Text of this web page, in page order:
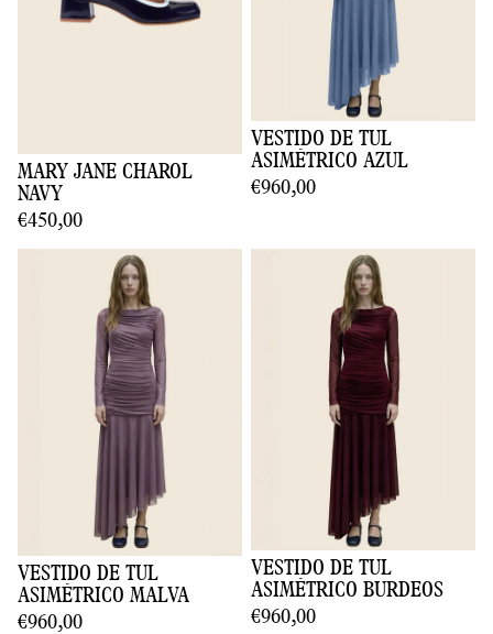
MARY JANE CHAROL
NAVY
€450,00
VESTIDO DE TUL
ASIMÉTRICO AZUL
€960,00
VESTIDO DE TUL
ASIMÉTRICO MALVA
€960,00
VESTIDO DE TUL
ASIMÉTRICO BURDEOS
€960,00